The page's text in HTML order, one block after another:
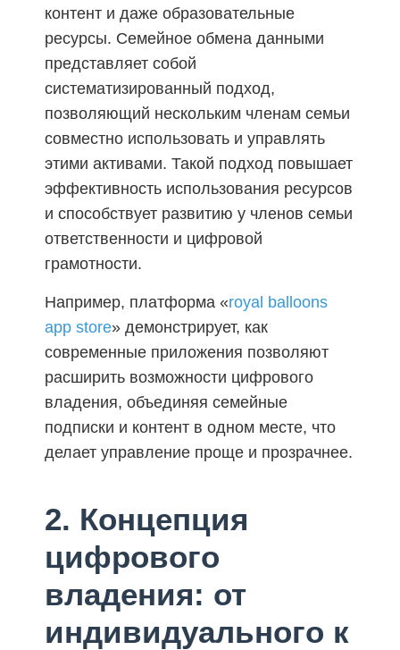
контент и даже образовательные
ресурсы. Семейное обмена данными
представляет собой
систематизированный подход,
позволяющий нескольким членам семьи
совместно использовать и управлять
этими активами. Такой подход повышает
эффективность использования ресурсов
и способствует развитию у членов семьи
ответственности и цифровой
грамотности.
Например, платформа «royal balloons
app store» демонстрирует, как
современные приложения позволяют
расширить возможности цифрового
владения, объединяя семейные
подписки и контент в одном месте, что
делает управление проще и прозрачнее.
2. Концепция
цифрового
владения: от
индивидуального к